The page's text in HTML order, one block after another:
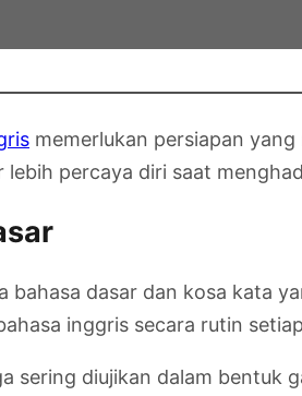
memerlukan persiapan
percaya diri saat
dasar dan kosa kata
inggris secara rutin
sering diujikan dalam